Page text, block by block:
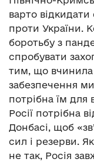
варто відкидати
проти України.
боротьбу з
спробувати
тим, що вчинила
забезпечення
потрібна їм для
Росії потрібна
Донбасі, щоб
сил і резерви.
не так, Росія